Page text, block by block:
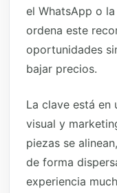
el WhatsApp o
ordena este
oportunidades
bajar precios.
La clave está en
visual y
piezas se
de forma
experiencia